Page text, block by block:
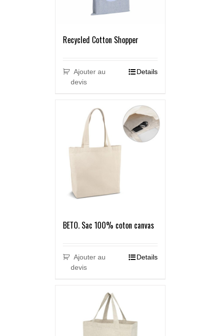
Recycled Cotton Shopper
Ajouter au
devis
Details
BETO. Sac 100% coton canvas
Ajouter au
devis
Details